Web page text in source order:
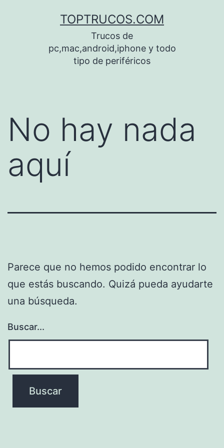
TOPTRUCOS.COM
Trucos de
pc,mac,android,iphone y todo
tipo de periféricos
No hay nada
aquí
Parece que no hemos podido encontrar lo
que estás buscando. Quizá pueda ayudarte
una búsqueda.
Buscar...